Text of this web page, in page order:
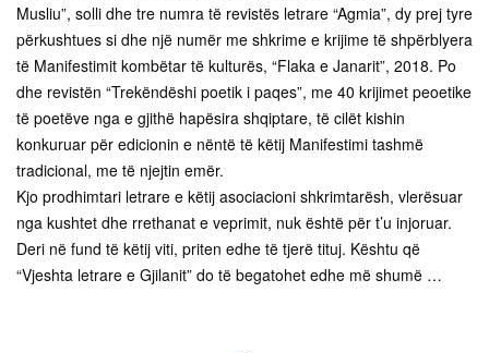
Musliu”, solli dhe tre numra të revistës letrare “Agmia”, dy prej tyre
përkushtues si dhe një numër me shkrime e krijime të shpërblyera
të Manifestimit kombëtar të kulturës, “Flaka e Janarit”, 2018. Po
dhe revistën “Trekëndëshi poetik i paqes”, me 40 krijimet peoetike
të poetëve nga e gjithë hapësira shqiptare, të cilët kishin
konkuruar për edicionin e nëntë të këtij Manifestimi tashmë
tradicional, me të njejtin emër.
Kjo prodhimtari letrare e këtij asociacioni shkrimtarësh, vlerësuar
nga kushtet dhe rrethanat e veprimit, nuk është për t’u injoruar.
Deri në fund të këtij viti, priten edhe të tjerë tituj. Kështu që
“Vjeshta letrare e Gjilanit” do të begatohet edhe më shumë …